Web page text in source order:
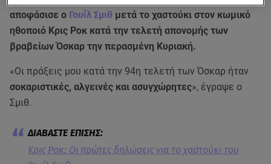
αποφάσισε ο Γουίλ Σμιθ μετά το χαστούκι στον κωμικό
ηθοποιό Κρις Ροκ κατά την τελετή απονομής των
βραβείων Όσκαρ την περασμένη Κυριακή.
«Οι πράξεις μου κατά την 94η τελετή των Όσκαρ ήταν
σοκαριστικές, αλγεινές και ασυγχώρητες», έγραψε ο
Σμιθ.
Κρις Ροκ: Οι πρώτες δηλώσεις για το χαστούκι του